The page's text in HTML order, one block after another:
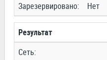
Зарезервировано: Нет
Результат
Сеть: